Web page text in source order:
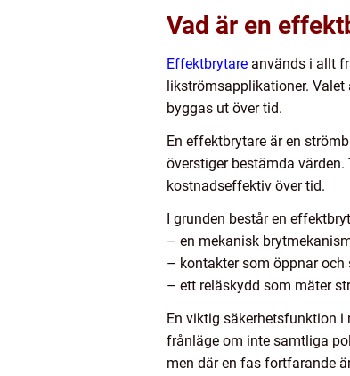
Vad är en
Effektbrytare används i allt
likströmsapplikationer.
byggas ut över tid.
En effektbrytare är en
överstiger bestämda
kostnadseffektiv över tid.
I grunden består en
– en mekanisk
– kontakter som öppnar och
– ett reläskydd som mäter
En viktig säkerhetsfunktion i
frånläge om inte samtliga
men där en fas fortfarande